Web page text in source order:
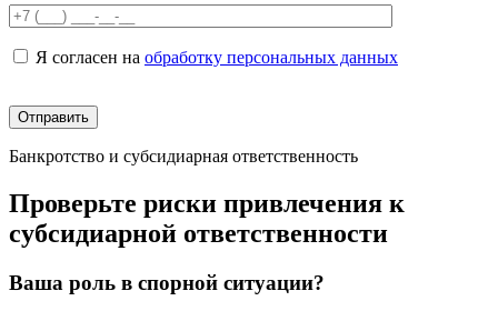
Я согласен на обработку персональных данных
Банкротство и субсидиарная ответственность
Проверьте риски привлечения к
субсидиарной ответственности
Ваша роль в спорной ситуации?